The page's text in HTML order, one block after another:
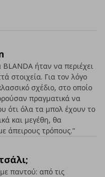
ήταν να περιέχει
στοιχεία. Για τον λόγο
σχέδιο, στο οποίο
πραγματικά να
ότι όλα τα μπολ έχουν το
και μεγέθη, θα
άπειρους τρόπους."
παντού: από τις